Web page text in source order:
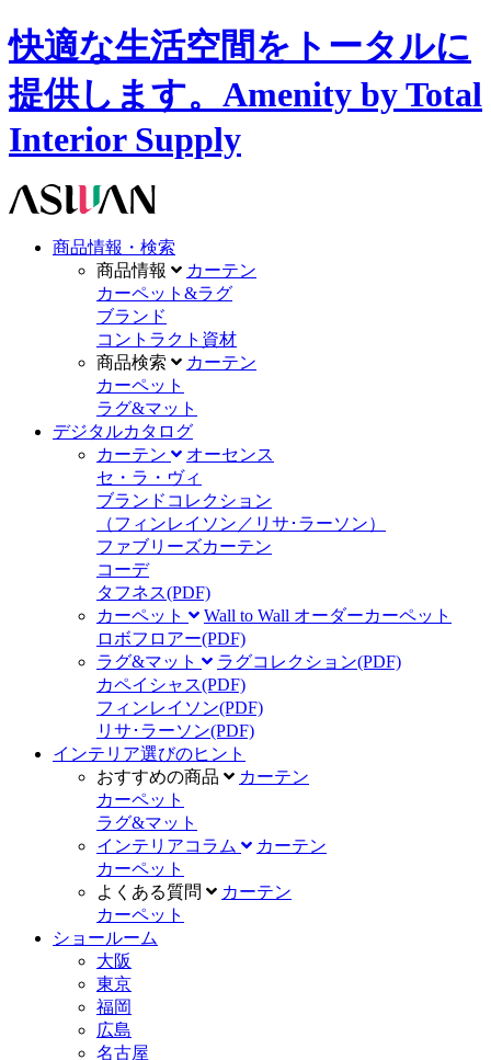
快適な生活空間をトータルに
提供します。Amenity by Total
Interior Supply
商品情報・検索
商品情報
カーテン
カーペット&ラグ
ブランド
コントラクト資材
商品検索
カーテン
カーペット
ラグ&マット
デジタルカタログ
カーテン
オーセンス
セ・ラ・ヴィ
ブランドコレクション
（フィンレイソン／リサ･ラーソン）
ファブリーズカーテン
コーデ
タフネス(PDF)
カーペット
Wall to Wall オーダーカーペット
ロボフロアー(PDF)
ラグ&マット
ラグコレクション(PDF)
カペイシャス(PDF)
フィンレイソン(PDF)
リサ･ラーソン(PDF)
インテリア選びのヒント
おすすめの商品
カーテン
カーペット
ラグ&マット
インテリアコラム
カーテン
カーペット
よくある質問
カーテン
カーペット
ショールーム
大阪
東京
福岡
広島
名古屋